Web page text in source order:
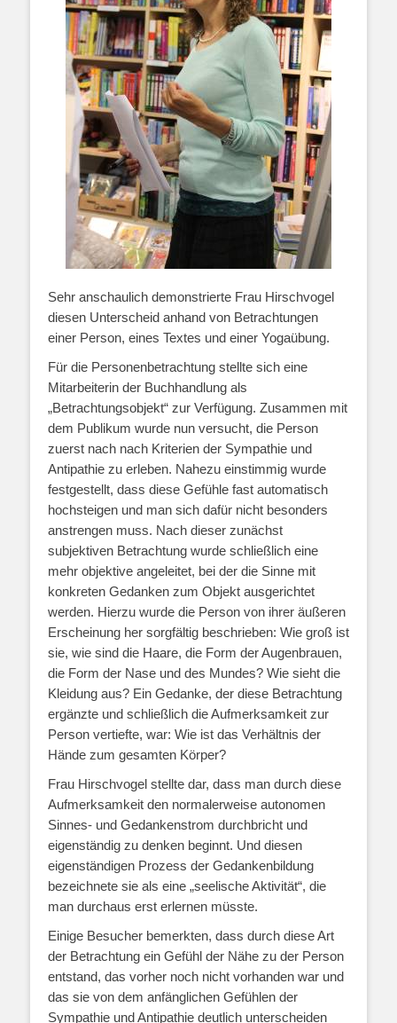
Sehr anschaulich demonstrierte Frau Hirschvogel
diesen Unterscheid anhand von Betrachtungen
einer Person, eines Textes und einer Yogaübung.
Für die Personenbetrachtung stellte sich eine
Mitarbeiterin der Buchhandlung als
„Betrachtungsobjekt“ zur Verfügung. Zusammen mit
dem Publikum wurde nun versucht, die Person
zuerst nach nach Kriterien der Sympathie und
Antipathie zu erleben. Nahezu einstimmig wurde
festgestellt, dass diese Gefühle fast automatisch
hochsteigen und man sich dafür nicht besonders
anstrengen muss. Nach dieser zunächst
subjektiven Betrachtung wurde schließlich eine
mehr objektive angeleitet, bei der die Sinne mit
konkreten Gedanken zum Objekt ausgerichtet
werden. Hierzu wurde die Person von ihrer äußeren
Erscheinung her sorgfältig beschrieben: Wie groß ist
sie, wie sind die Haare, die Form der Augenbrauen,
die Form der Nase und des Mundes? Wie sieht die
Kleidung aus? Ein Gedanke, der diese Betrachtung
ergänzte und schließlich die Aufmerksamkeit zur
Person vertiefte, war: Wie ist das Verhältnis der
Hände zum gesamten Körper?
Frau Hirschvogel stellte dar, dass man durch diese
Aufmerksamkeit den normalerweise autonomen
Sinnes- und Gedankenstrom durchbricht und
eigenständig zu denken beginnt. Und diesen
eigenständigen Prozess der Gedankenbildung
bezeichnete sie als eine „seelische Aktivität“, die
man durchaus erst erlernen müsste.
Einige Besucher bemerkten, dass durch diese Art
der Betrachtung ein Gefühl der Nähe zu der Person
entstand, das vorher noch nicht vorhanden war und
das sie von dem anfänglichen Gefühlen der
Sympathie und Antipathie deutlich unterscheiden